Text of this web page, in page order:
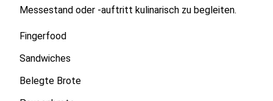
Messestand oder -auftritt kulinarisch zu begleiten.
Fingerfood
Sandwiches
Belegte Brote